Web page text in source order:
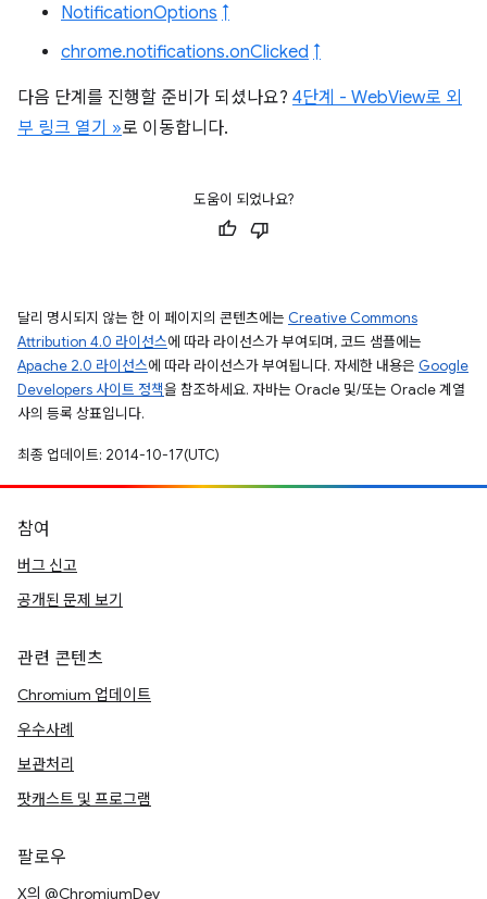
NotificationOptions ↑
chrome.notifications.onClicked ↑
다음 단계를 진행할 준비가 되셨나요? 4단계 - WebView로 외
부 링크 열기 »로 이동합니다.
도움이 되었나요?
달리 명시되지 않는 한 이 페이지의 콘텐츠에는 Creative Commons
Attribution 4.0 라이선스에 따라 라이선스가 부여되며, 코드 샘플에는
Apache 2.0 라이선스에 따라 라이선스가 부여됩니다. 자세한 내용은 Google
Developers 사이트 정책을 참조하세요. 자바는 Oracle 및/또는 Oracle 계열
사의 등록 상표입니다.
최종 업데이트: 2014-10-17(UTC)
참여
버그 신고
공개된 문제 보기
관련 콘텐츠
Chromium 업데이트
우수사례
보관처리
팟캐스트 및 프로그램
팔로우
X의 @ChromiumDev